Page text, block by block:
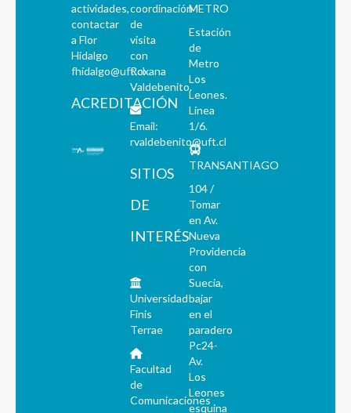
actividades,
contactar
a Flor
Hidalgo
fhidalgo@uft.cl
ACREDITACIÓN
coordinación
de
visita
con
Roxana
Valdebenito.
Email:
rvaldebenito@uft.cl
SITIOS
DE
INTERÉS
Universidad
Finis
Terrae
Facultad
de
Comunicaciones
METRO
Estación
de
Metro
Los
Leones.
Línea
1/6.
TRANSANTIAGO
104 /
Tomar
en Av.
Nueva
Providencia
con
Suecia,
bajar
en el
paradero
Pc24-
Av.
Los
Leones
esquina